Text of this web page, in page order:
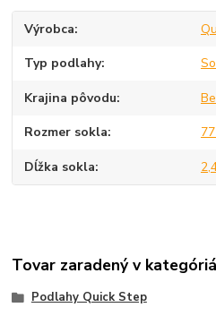
Výrobca
Typ podlahy
Krajina pôvodu
Rozmer sokla
Dĺžka sokla
Tovar zaradený v
Podlahy Quick Step